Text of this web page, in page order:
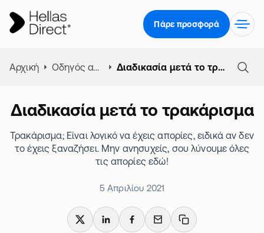
Πάρε προσφορά
Αρχική Οδηγός ασφάλειας αυτοκινήτου Διαδικασία μετά το τρακάρισμα
Διαδικασία μετά το τρακάρισμα
Τρακάρισμα; Είναι λογικό να έχεις απορίες, ειδικά αν δεν
το έχεις ξαναζήσει. Μην ανησυχείς, σου λύνουμε όλες
τις απορίες εδώ!
5 Απριλίου 2021
X LinkedInFacebook
Email Copy link